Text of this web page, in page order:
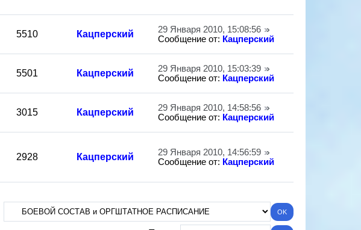
5510 Кацперский
29 Января 2010, 15:08:56
Сообщение от: Кацперский
5501 Кацперский
29 Января 2010, 15:03:39
Сообщение от: Кацперский
3015 Кацперский
29 Января 2010, 14:58:56
Сообщение от: Кацперский
2928 Кацперский
29 Января 2010, 14:56:59
Сообщение от: Кацперский